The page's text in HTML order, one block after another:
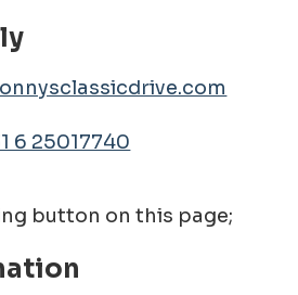
6 25017740
button on this page;